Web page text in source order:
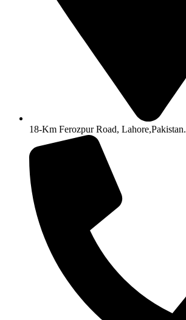
18-Km Ferozpur Road, Lahore,Pakistan.